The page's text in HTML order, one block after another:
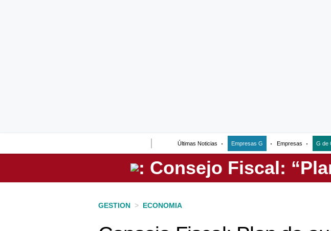
Últimas Noticias Empresas G Empresas G de
Perú
GESTION > ECONOMIA